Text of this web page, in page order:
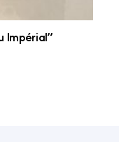
Impérial”